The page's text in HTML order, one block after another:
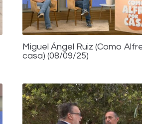
Miguel Ángel Ruiz (Como
casa) (08/09/25)